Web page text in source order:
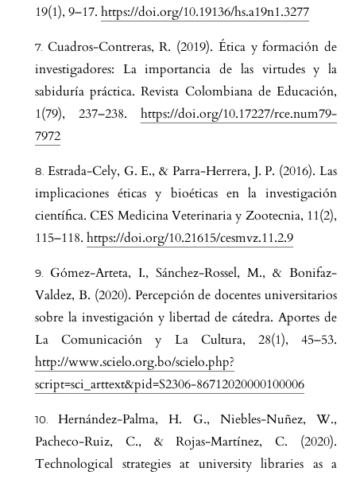
19(1), 9–17. https://doi.org/10.19136/hs.a19n1.3277
Cuadros-Contreras, R. (2019). Ética y formación de
investigadores: La importancia de las virtudes y la
sabiduría práctica. Revista Colombiana de Educación,
1(79), 237–238. https://doi.org/10.17227/rce.num79-
7972
Estrada-Cely, G. E., & Parra-Herrera, J. P. (2016). Las
implicaciones éticas y bioéticas en la investigación
científica. CES Medicina Veterinaria y Zootecnia, 11(2),
115–118. https://doi.org/10.21615/cesmvz.11.2.9
Gómez-Arteta, I., Sánchez-Rossel, M., & Bonifaz-
Valdez, B. (2020). Percepción de docentes universitarios
sobre la investigación y libertad de cátedra. Aportes de
La Comunicación y La Cultura, 28(1), 45–53.
http://www.scielo.org.bo/scielo.php?
script=sci_arttext&pid=S2306-86712020000100006
Hernández-Palma, H. G., Niebles-Nuñez, W.,
Pacheco-Ruiz, C., & Rojas-Martínez, C. (2020).
Technological strategies at university libraries as a